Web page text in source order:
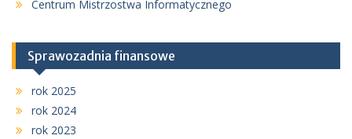
Centrum Mistrzostwa Informatycznego
Sprawozadnia finansowe
rok 2025
rok 2024
rok 2023